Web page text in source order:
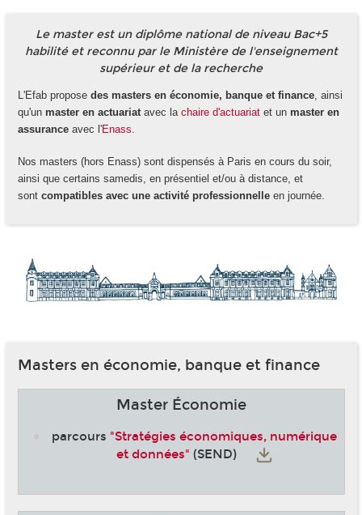
Le master est un diplôme national de niveau Bac+5
habilité et reconnu par le Ministère de l'enseignement
supérieur et de la recherche
L'Efab propose des masters en économie, banque et finance, ainsi
qu'un master en actuariatavec la chaire d'actuariatet un master en
assuranceavec l'Enass
Nos masters (hors Enass) sont dispensés à Paris en cours du soir,
ainsi que certains samedis, en présentiel et/ou à distance, et
sont compatibles avec une activité professionnelleen journée.
Masters en économie, banque et finance
Master Économie
parcours "Stratégies économiques, numérique
et données" (SEND)